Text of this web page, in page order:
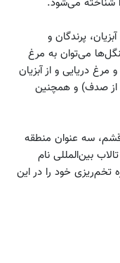
پرندگان و
می‌توان به مرغ
دریایی و از آبزیان
از صدف) و همچنین
سه عنوان منطقه
بین‌المللی نام
دوره تخم‌ریزی خود را در این